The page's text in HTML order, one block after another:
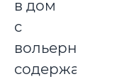
в дом
с
вольерным
содержанием.